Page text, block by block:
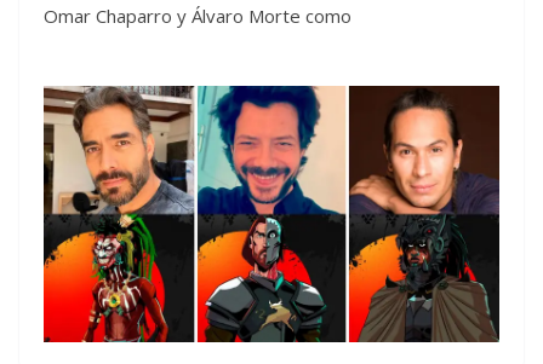
Omar Chaparro y Álvaro Morte como